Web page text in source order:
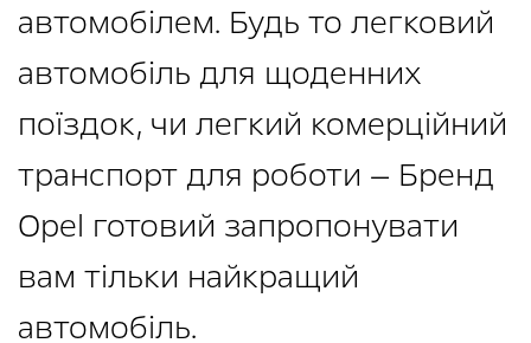
автомобілем. Будь то легковий
автомобіль для щоденних
поїздок, чи легкий комерційний
транспорт для роботи — Бренд
Opel готовий запропонувати
вам тільки найкращий
автомобіль.